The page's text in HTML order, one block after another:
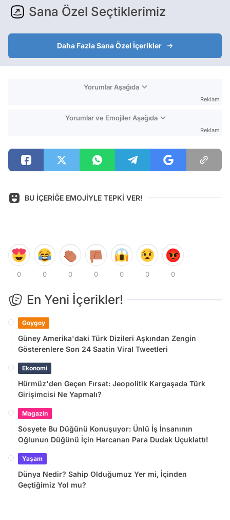
Sana Özel Seçtiklerimiz
Daha Fazla Sana Özel İçerikler
Yorumlar Aşağıda
Reklam
Yorumlar ve Emojiler Aşağıda
Reklam
BU İÇERİĞE EMOJİYLE TEPKİ VER!
0 0 0 0 0 0 0
En Yeni İçerikler!
Goygoy
Güney Amerika'daki Türk Dizileri Aşkından Zengin
Gösterenlere Son 24 Saatin Viral Tweetleri
Ekonomi
Hürmüz'den Geçen Fırsat: Jeopolitik Kargaşada Türk
Girişimcisi Ne Yapmalı?
Magazin
Sosyete Bu Düğünü Konuşuyor: Ünlü İş İnsanının
Oğlunun Düğünü İçin Harcanan Para Dudak Uçuklattı!
Yaşam
Dünya Nedir? Sahip Olduğumuz Yer mi, İçinden
Geçtiğimiz Yol mu?